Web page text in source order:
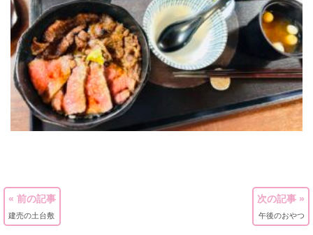
« 前の記事
建売の土台敷
次の記事 »
午後のおやつ